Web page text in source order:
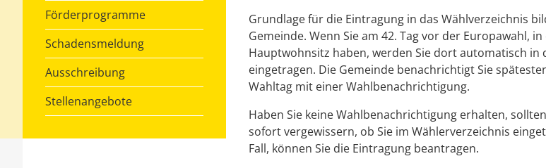
Förderprogramme
Schadensmeldung
Ausschreibung
Stellenangebote
Grundlage für die Eintragung in das Wählverzeichnis
Gemeinde. Wenn Sie am 42. Tag vor der Europawahl,
Hauptwohnsitz haben, werden Sie dort automatisch in
eingetragen. Die Gemeinde benachrichtigt Sie
Wahltag mit einer Wahlbenachrichtigung.
Haben Sie keine Wahlbenachrichtigung erhalten,
sofort vergewissern, ob Sie im Wählerverzeichnis
Fall, können Sie die Eintragung beantragen.